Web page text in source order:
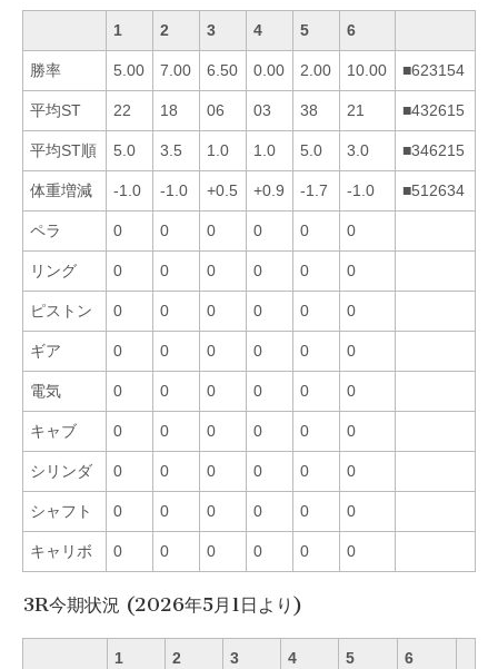
1 2 3 4 5 6
勝率 5.00 7.00 6.50 0.00 2.00 10.00 ■623154
平均ST 22 18 06 03 38 21 ■432615
平均ST順 5.0 3.5 1.0 1.0 5.0 3.0 ■346215
体重増減 -1.0 -1.0 +0.5 +0.9 -1.7 -1.0 ■512634
ペラ 0 0 0 0 0 0
リング 0 0 0 0 0 0
ピストン 0 0 0 0 0 0
ギア 0 0 0 0 0 0
電気 0 0 0 0 0 0
キャブ 0 0 0 0 0 0
シリンダ 0 0 0 0 0 0
シャフト 0 0 0 0 0 0
キャリボ 0 0 0 0 0 0
3R今期状況 (2026年5月1日より)
1 2 3 4 5 6